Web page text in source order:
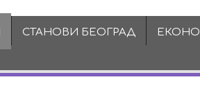
СТАНОВИ БЕОГРАД